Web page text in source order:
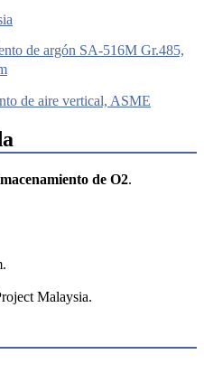
de argón SA-516M Gr.485,
de aire vertical, ASME
de O2.
Malaysia.